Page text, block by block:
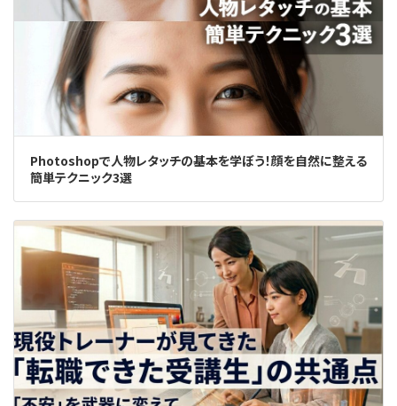
Photoshopで人物レタッチの基本を学ぼう！顔を自然に整える
簡単テクニック3選